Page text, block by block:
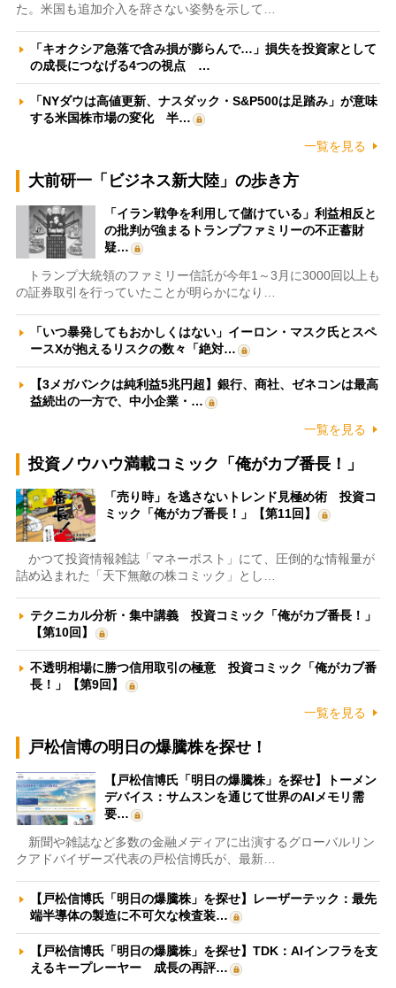
た。米国も追加介入を辞さない姿勢を示して…
「キオクシア急落で含み損が膨らんで…」損失を投資家として
の成長につなげる4つの視点 …
「NYダウは高値更新、ナスダック・S&P500は足踏み」が意味
する米国株市場の変化 半…
一覧を見る
大前研一「ビジネス新大陸」の歩き方
「イラン戦争を利用して儲けている」利益相反と
の批判が強まるトランプファミリーの不正蓄財
疑…
トランプ大統領のファミリー信託が今年1～3月に3000回以上も
の証券取引を行っていたことが明らかになり…
「いつ暴発してもおかしくはない」イーロン・マスク氏とスペ
ースXが抱えるリスクの数々「絶対…
【3メガバンクは純利益5兆円超】銀行、商社、ゼネコンは最高
益続出の一方で、中小企業・…
一覧を見る
投資ノウハウ満載コミック「俺がカブ番長！」
「売り時」を逃さないトレンド見極め術 投資コ
ミック「俺がカブ番長！」【第11回】
かつて投資情報雑誌「マネーポスト」にて、圧倒的な情報量が
詰め込まれた「天下無敵の株コミック」とし…
テクニカル分析・集中講義 投資コミック「俺がカブ番長！」
【第10回】
不透明相場に勝つ信用取引の極意 投資コミック「俺がカブ番
長！」【第9回】
一覧を見る
戸松信博の明日の爆騰株を探せ！
【戸松信博氏「明日の爆騰株」を探せ】トーメン
デバイス：サムスンを通じて世界のAIメモリ需
要…
新聞や雑誌など多数の金融メディアに出演するグローバルリン
クアドバイザーズ代表の戸松信博氏が、最新…
【戸松信博氏「明日の爆騰株」を探せ】レーザーテック：最先
端半導体の製造に不可欠な検査装…
【戸松信博氏「明日の爆騰株」を探せ】TDK：AIインフラを支
えるキープレーヤー 成長の再評…